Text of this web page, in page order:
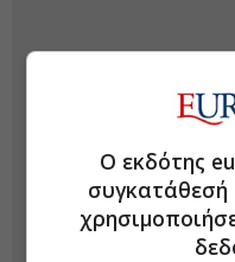
Ο εκδότης
συγκατάθεσή